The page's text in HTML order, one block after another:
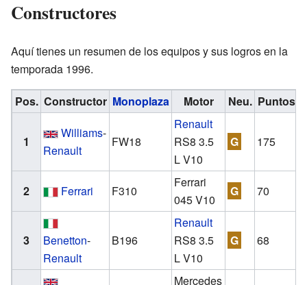
Constructores
Aquí tienes un resumen de los equipos y sus logros en la
temporada 1996.
Pos. Constructor Monoplaza Motor Neu. Puntos
1
Williams-
Renault
FW18
Renault
RS8 3.5
L V10
G 175
2 Ferrari F310
Ferrari
045 V10
G 70
3 Benetton-
Renault
B196
Renault
RS8 3.5
L V10
G 68
Mercedes